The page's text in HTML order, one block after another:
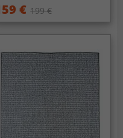
€ 199 €